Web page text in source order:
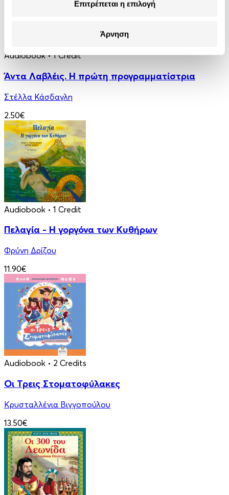
Επιτρέπεται η επιλογή
Άρνηση
Audiobook • 1 Credit
Άντα Λαβλέις. Η πρώτη προγραμματίστρια
Στέλλα Κάσδαγλη
2.50€
Audiobook • 1 Credit
Πελαγία - Η γοργόνα των Κυθήρων
Φρύνη Δρίζου
11.90€
Audiobook • 2 Credits
Οι Τρεις Στοματοφύλακες
Κρυσταλλένια Βιγγοπούλου
13.50€